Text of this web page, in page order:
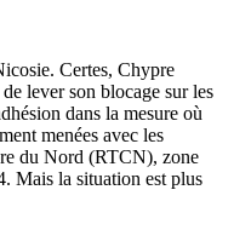
Certes, Chypre
lever son blocage sur les
dans la mesure où
menées avec les
du Nord (RTCN), zone
Mais la situation est plus